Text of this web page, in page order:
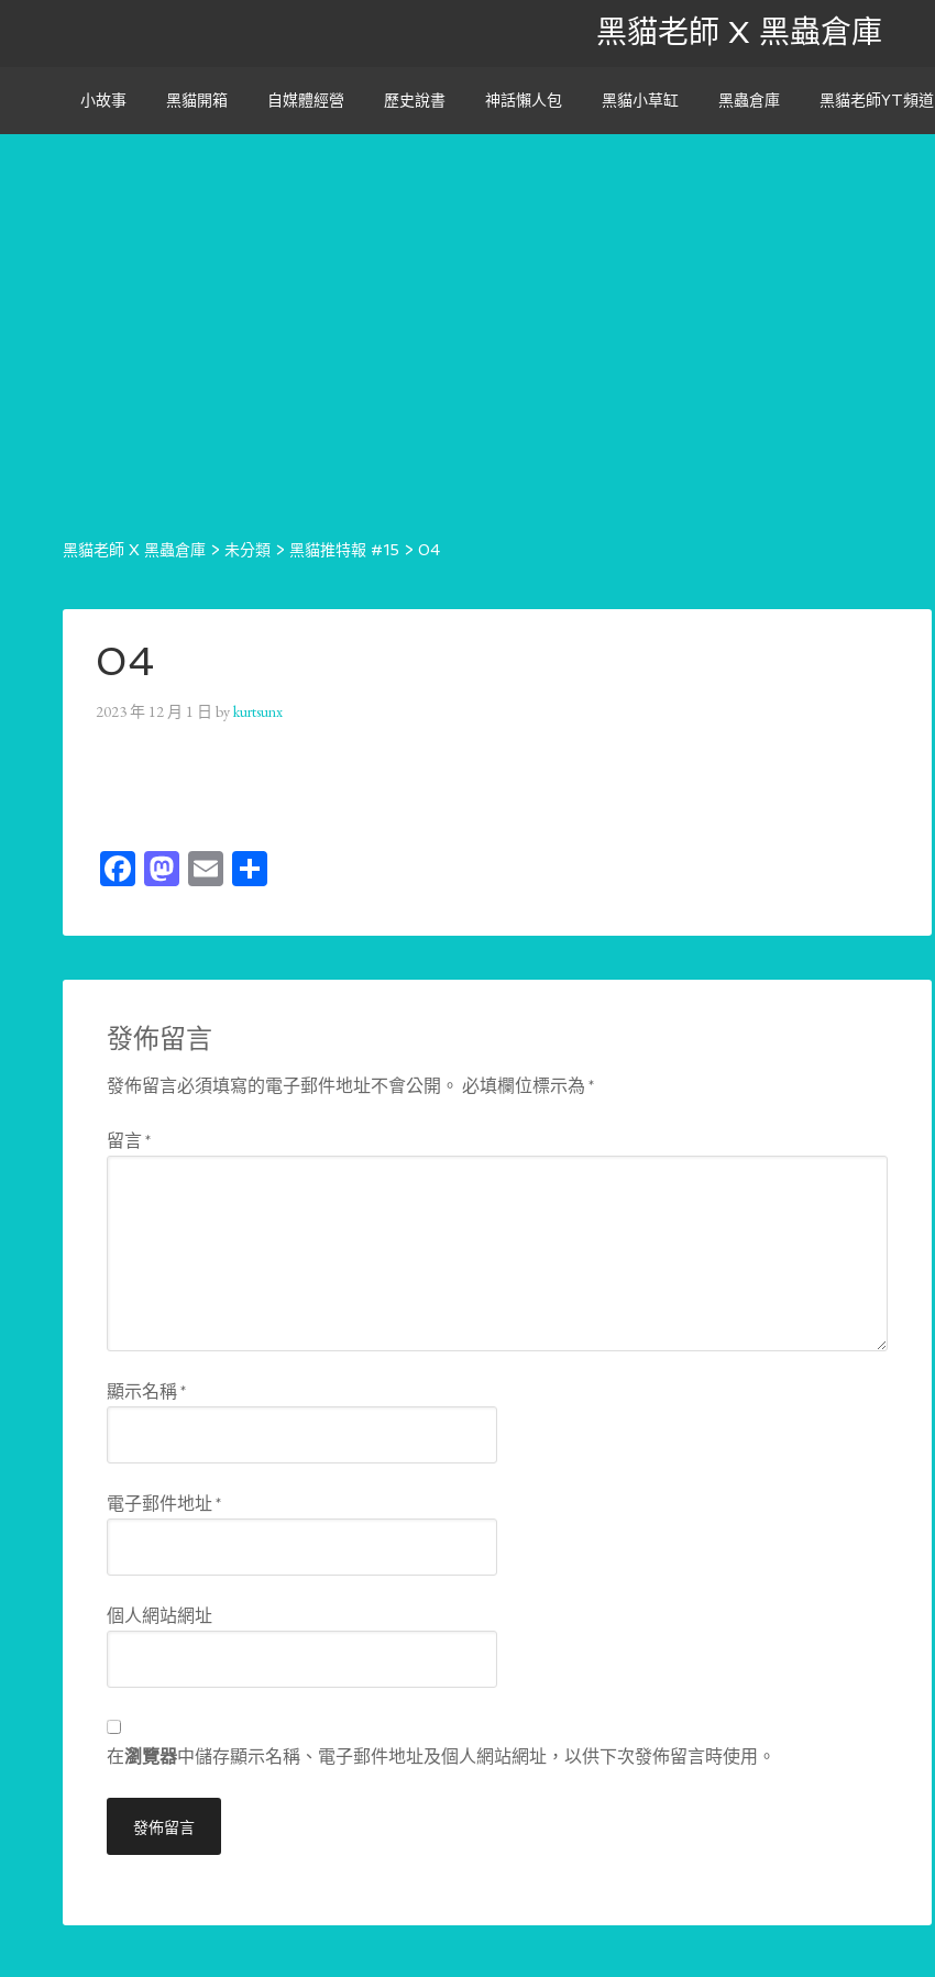
黑貓老師 X 黑蟲倉庫
小故事 黑貓開箱 自媒體經營 歷史說書 神話懶人包 黑貓小草缸 黑蟲倉庫 黑貓老師YT頻道
黑貓老師 X 黑蟲倉庫 > 未分類 > 黑貓推特報 #15 > 04
04
2023 年 12 月 1 日 bykurtsunx
Facebook
Mastodon
Email
發佈留言
發佈留言必須填寫的電子郵件地址不會公開。 必填欄位標示為*
留言*
顯示名稱*
電子郵件地址*
個人網站網址
在瀏覽器中儲存顯示名稱、電子郵件地址及個人網站網址，以供下次發佈留言時使用。